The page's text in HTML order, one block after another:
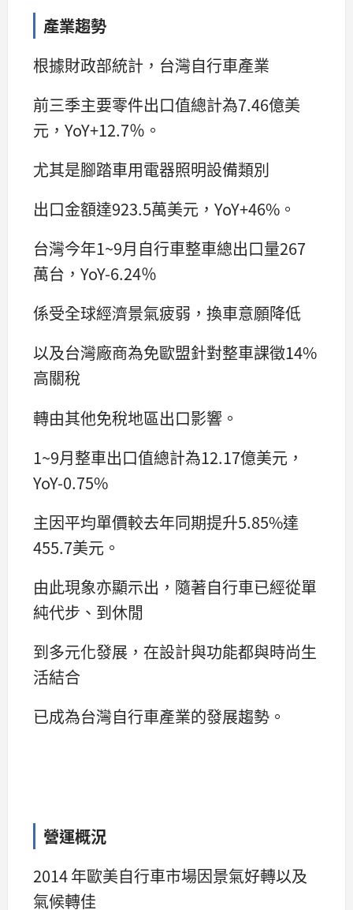
產業趨勢
根據財政部統計，台灣自行車產業
前三季主要零件出口值總計為7.46億美
元，YoY+12.7％。
尤其是腳踏車用電器照明設備類別
出口金額達923.5萬美元，YoY+46%。
台灣今年1~9月自行車整車總出口量267
萬台，YoY-6.24％
係受全球經濟景氣疲弱，換車意願降低
以及台灣廠商為免歐盟針對整車課徵14%
高關稅
轉由其他免稅地區出口影響。
1~9月整車出口值總計為12.17億美元，
YoY-0.75%
主因平均單價較去年同期提升5.85%達
455.7美元。
由此現象亦顯示出，隨著自行車已經從單
純代步、到休閒
到多元化發展，在設計與功能都與時尚生
活結合
已成為台灣自行車產業的發展趨勢。
營運概況
2014 年歐美自行車市場因景氣好轉以及
氣候轉佳